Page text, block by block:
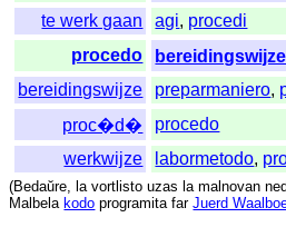
te werk gaan
agi, procedi
procedo
bereidingswijze
bereidingswijze
preparmaniero,
proc�d�
procedo
werkwijze
labormetodo,
(Bedaŭre, la vortlisto uzas la malnovan
Malbela kodo programita far Juerd